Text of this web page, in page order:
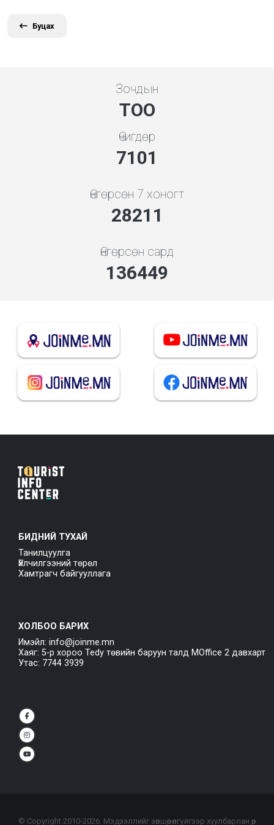
Буцах
Зочдын
ТОО
Өчигдөр
7608
Өнгөрсөн 7 хоногт
30226
Өнгөрсөн сард
146195
БИДНИЙ ТУХАЙ
Танилцуулга
Үйлчилгээний төрөл
Хамтрагч байгууллага
ХОЛБОО БАРИХ
Имэйл: info@joinme.mn
Хаяг: 5-р хороо Tedy төвийн баруун талд MOffice 2 давхарт
Утас: 7744 3939
© Copyright 2010-2026. Мэдээллийг зөвшөөрөлгүйгээр хуулбарлан өөр